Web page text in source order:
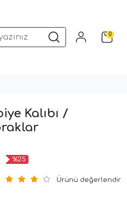
Sunum Gereçleri Kalıplar0
Kalıbı /
%25
Ürünü değerlendir